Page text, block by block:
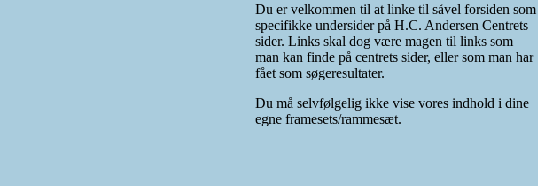
Du er velkommen til at linke til såvel forsiden som
specifikke undersider på H.C. Andersen Centrets
sider. Links skal dog være magen til links som
man kan finde på centrets sider, eller som man har
fået som søgeresultater.
Du må selvfølgelig ikke vise vores indhold i dine
egne framesets/rammesæt.